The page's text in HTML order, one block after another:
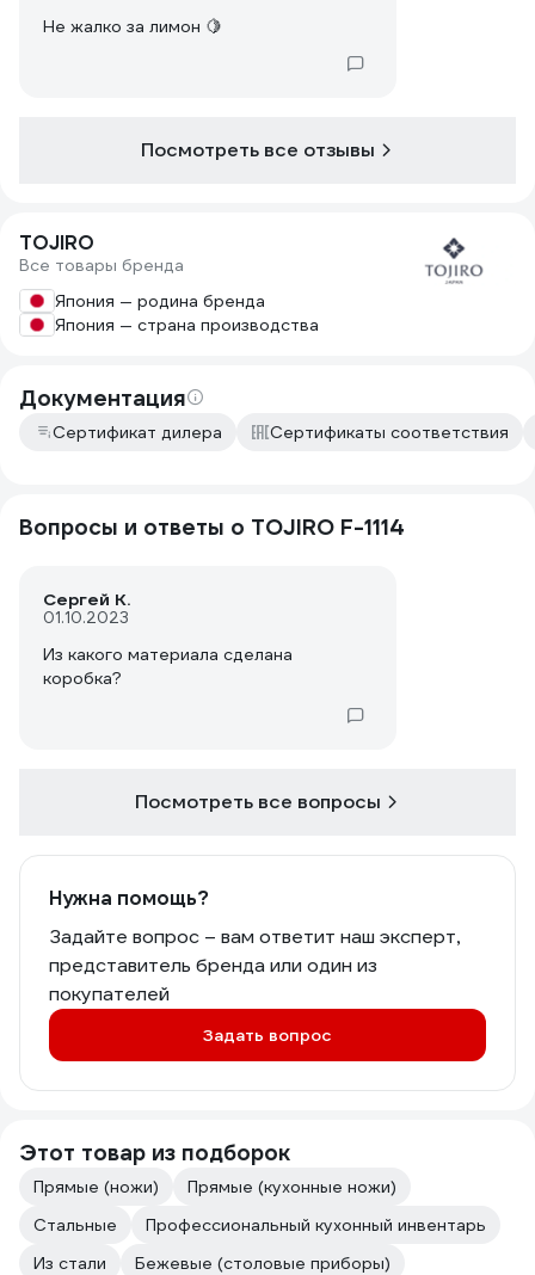
Не жалко за лимон 🍋
Посмотреть все отзывы
TOJIRO
Все товары бренда
Япония — родина бренда
Япония — страна производства
Документация
Сертификат дилера Сертификаты соответствия
Вопросы и ответы о TOJIRO F-1114
Сергей К.
01.10.2023
Из какого материала сделана
коробка?
Посмотреть все вопросы
Нужна помощь?
Задайте вопрос – вам ответит наш эксперт,
представитель бренда или один из
покупателей
Задать вопрос
Этот товар из подборок
Прямые (ножи)
Прямые (кухонные ножи)
Стальные
Профессиональный кухонный инвентарь
Из стали
Бежевые (столовые приборы)